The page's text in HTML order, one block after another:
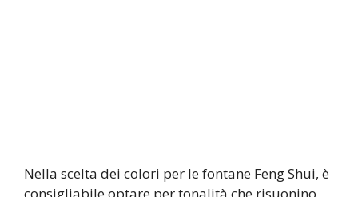
Nella scelta dei colori per le fontane Feng Shui, è
consigliabile optare per tonalità che risuonino